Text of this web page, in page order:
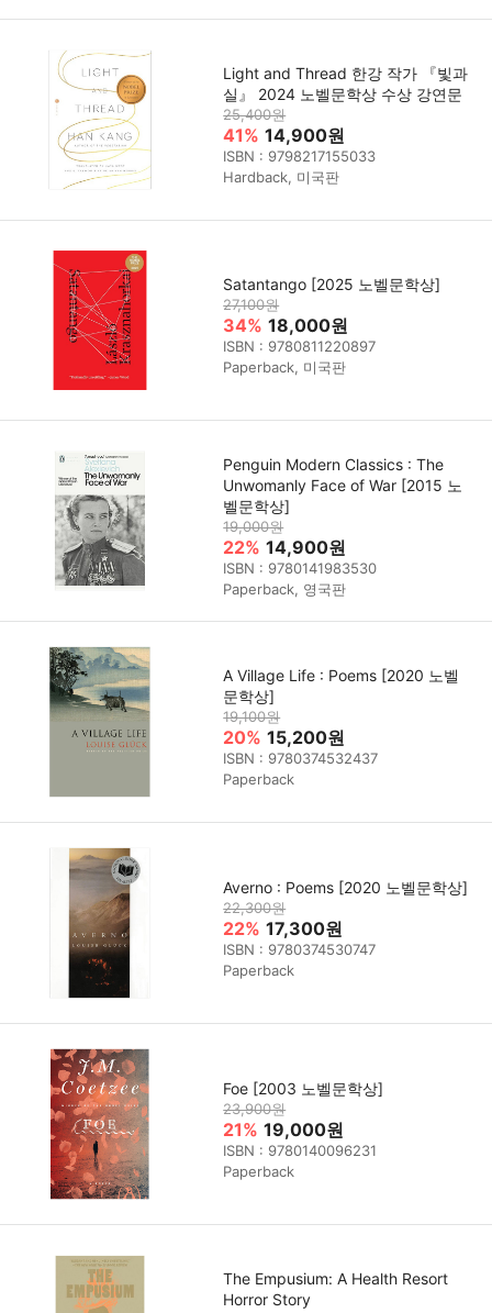
Light and Thread 한강 작가 『빛과
실』 2024 노벨문학상 수상 강연문
25,400원
41% 14,900원
ISBN : 9798217155033
Hardback, 미국판
Satantango [2025 노벨문학상]
27,100원
34% 18,000원
ISBN : 9780811220897
Paperback, 미국판
Penguin Modern Classics : The
Unwomanly Face of War [2015 노
벨문학상]
19,000원
22% 14,900원
ISBN : 9780141983530
Paperback, 영국판
A Village Life : Poems [2020 노벨
문학상]
19,100원
20% 15,200원
ISBN : 9780374532437
Paperback
Averno : Poems [2020 노벨문학상]
22,300원
22% 17,300원
ISBN : 9780374530747
Paperback
Foe [2003 노벨문학상]
23,900원
21% 19,000원
ISBN : 9780140096231
Paperback
The Empusium: A Health Resort
Horror Story